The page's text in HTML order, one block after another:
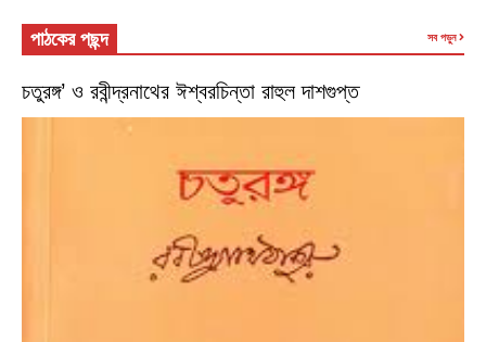
পাঠকের পছন্দ সব পড়ুন
চতুরঙ্গ’ ও রবীন্দ্রনাথের ঈশ্বরচিন্তা রাহুল দাশগুপ্ত